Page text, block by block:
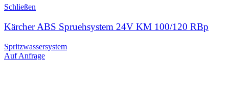
Schließen
Kärcher ABS Spruehsystem 24V KM 100/120 RBp
Spritzwassersystem
Auf Anfrage